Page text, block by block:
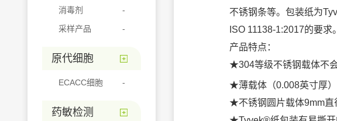
消毒剂
采样产品
原代细胞
ECACC细胞
药敏检测
不锈钢条等。包装纸为
ISO 11138-1:2017的要求。
产品特点：
★304等级不锈钢载体不
★薄载体（0.008英寸厚）
★不锈钢圆片载体9mm直